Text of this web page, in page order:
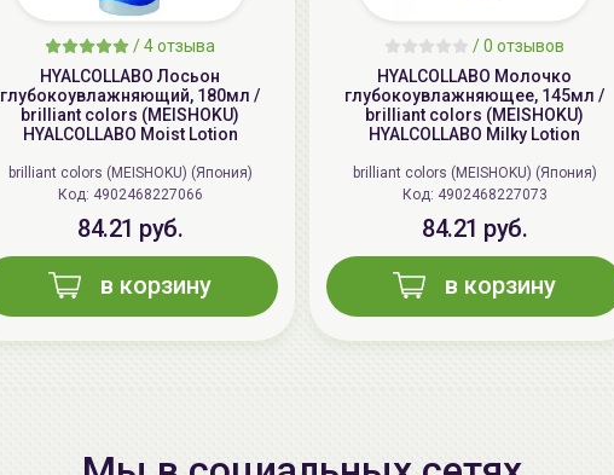
/4 отзыва
HYALCOLLABO Лосьон
глубокоувлажняющий, 180мл /
brilliant colors (MEISHOKU)
HYALCOLLABO Moist Lotion
brilliant colors (MEISHOKU) (Япония)
Код: 4902468227066
84.21 руб.
в корзину
/0 отзывов
HYALCOLLABO Молочко
глубокоувлажняющее, 145мл /
brilliant colors (MEISHOKU)
HYALCOLLABO Milky Lotion
brilliant colors (MEISHOKU) (Япония)
Код: 4902468227073
84.21 руб.
в корзину